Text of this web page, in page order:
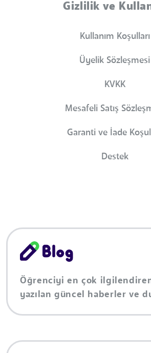
Gizlilik ve
Kullanım Koşulları
Üyelik Sözleşmesi
KVKK
Mesafeli Satış
Garanti ve İade
Destek
Öğrenciyi en çok
yazılan güncel haberler ve